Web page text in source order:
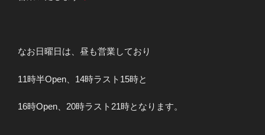
なお日曜日は、昼も営業しており
11時半Open、14時ラスト15時と
16時Open、20時ラスト21時となります。